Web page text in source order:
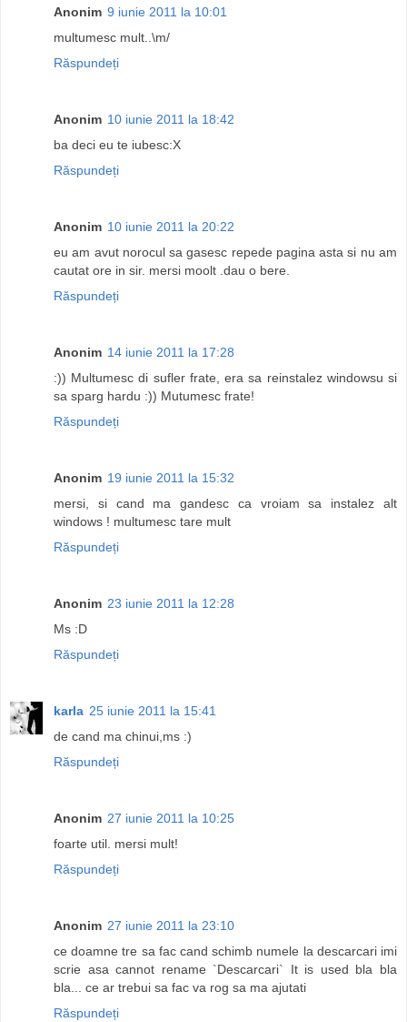
Anonim 9 iunie 2011 la 10:01
multumesc mult..\m/
Răspundeți
Anonim 10 iunie 2011 la 18:42
ba deci eu te iubesc:X
Răspundeți
Anonim 10 iunie 2011 la 20:22
eu am avut norocul sa gasesc repede pagina asta si nu am
cautat ore in sir. mersi moolt .dau o bere.
Răspundeți
Anonim 14 iunie 2011 la 17:28
:)) Multumesc di sufler frate, era sa reinstalez windowsu si
sa sparg hardu :)) Mutumesc frate!
Răspundeți
Anonim 19 iunie 2011 la 15:32
mersi, si cand ma gandesc ca vroiam sa instalez alt
windows ! multumesc tare mult
Răspundeți
Anonim 23 iunie 2011 la 12:28
Ms :D
Răspundeți
karla 25 iunie 2011 la 15:41
de cand ma chinui,ms :)
Răspundeți
Anonim 27 iunie 2011 la 10:25
foarte util. mersi mult!
Răspundeți
Anonim 27 iunie 2011 la 23:10
ce doamne tre sa fac cand schimb numele la descarcari imi
scrie asa cannot rename `Descarcari` It is used bla bla
bla... ce ar trebui sa fac va rog sa ma ajutati
Răspundeți